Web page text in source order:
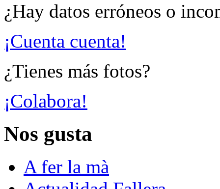
¿Hay datos erróneos o
¡Cuenta cuenta!
¿Tienes más fotos?
¡Colabora!
Nos gusta
A fer la mà